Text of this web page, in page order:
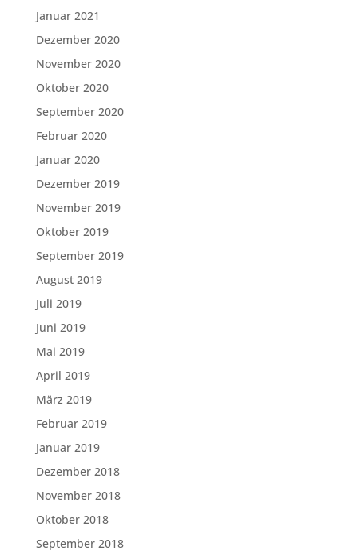
Januar 2021
Dezember 2020
November 2020
Oktober 2020
September 2020
Februar 2020
Januar 2020
Dezember 2019
November 2019
Oktober 2019
September 2019
August 2019
Juli 2019
Juni 2019
Mai 2019
April 2019
März 2019
Februar 2019
Januar 2019
Dezember 2018
November 2018
Oktober 2018
September 2018